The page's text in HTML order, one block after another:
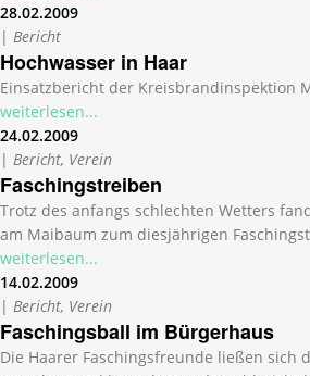
28.02.2009
| Bericht
Hochwasser in Haar
Einsatzbericht der Kreisbrandinspektion
weiterlesen...
24.02.2009
| Bericht, Verein
Faschingstreiben
Trotz des anfangs schlechten Wetters
am Maibaum zum diesjährigen
weiterlesen...
14.02.2009
| Bericht, Verein
Faschingsball im Bürgerhaus
Die Haarer Faschingsfreunde ließen